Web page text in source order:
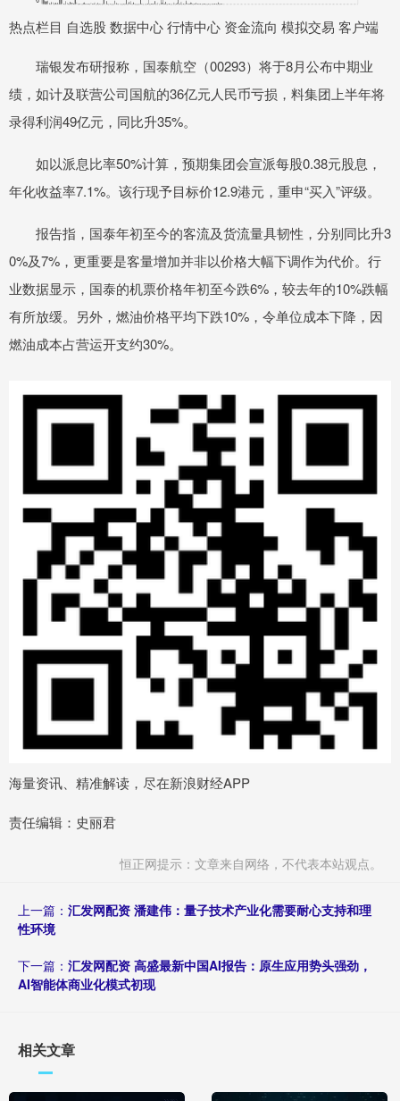
热点栏目 自选股 数据中心 行情中心 资金流向 模拟交易 客户端
瑞银发布研报称，国泰航空（00293）将于8月公布中期业
绩，如计及联营公司国航的36亿元人民币亏损，料集团上半年将
录得利润49亿元，同比升35%。
如以派息比率50%计算，预期集团会宣派每股0.38元股息，
年化收益率7.1%。该行现予目标价12.9港元，重申“买入”评级。
报告指，国泰年初至今的客流及货流量具韧性，分别同比升3
0%及7%，更重要是客量增加并非以价格大幅下调作为代价。行
业数据显示，国泰的机票价格年初至今跌6%，较去年的10%跌幅
有所放缓。另外，燃油价格平均下跌10%，令单位成本下降，因
燃油成本占营运开支约30%。
海量资讯、精准解读，尽在新浪财经APP
责任编辑：史丽君
恒正网提示：文章来自网络，不代表本站观点。
上一篇： 汇发网配资 潘建伟：量子技术产业化需要耐心支持和理
性环境
下一篇： 汇发网配资 高盛最新中国AI报告：原生应用势头强劲，
AI智能体商业化模式初现
相关文章